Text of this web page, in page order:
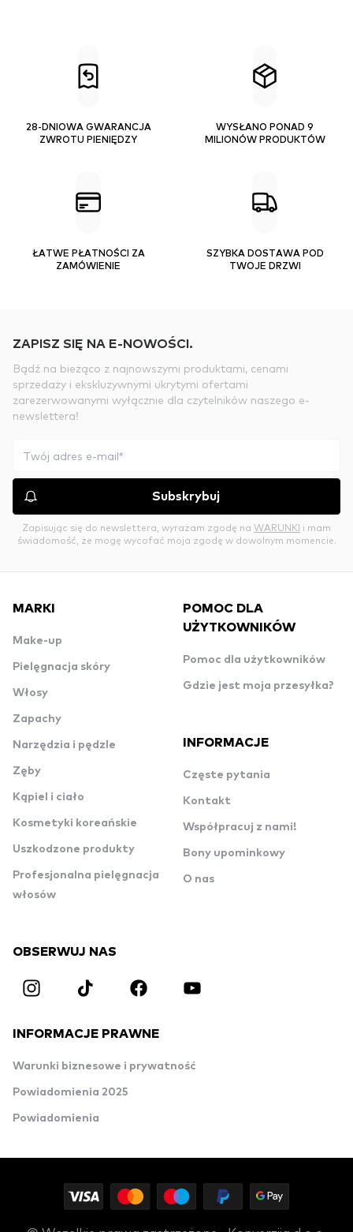
28-DNIOWA GWARANCJA
ZWROTU PIENIĘDZY
WYSŁANO PONAD 9
MILIONÓW PRODUKTÓW
ŁATWE PŁATNOŚCI ZA
ZAMÓWIENIE
SZYBKA DOSTAWA POD
TWOJE DRZWI
ZAPISZ SIĘ NA E-NOWOŚCI.
Bądź na bieżąco z najnowszymi produktami, cenami
sprzedaży i ekskluzywnymi ukrytymi ofertami
zarezerwowanymi wyłącznie dla czytelników naszego e-
newslettera!
Subskrybuj
Zapisując się do newslettera, wyrażam zgodę na WARUNKI i mam
świadomość, że mogę wycofać moja zgodę w dowolnym momencie.
MARKI
Make-up
Pielęgnacja skóry
Włosy
Zapachy
Narzędzia i pędzle
Zęby
Kąpiel i ciało
Kosmetyki koreańskie
Uszkodzone produkty
Profesjonalna pielęgnacja
włosów
POMOC DLA
UŻYTKOWNIKÓW
Pomoc dla użytkowników
Gdzie jest moja przesyłka?
INFORMACJE
Częste pytania
Kontakt
Współpracuj z nami!
Bony upominkowy
O nas
OBSERWUJ NAS
INFORMACJE PRAWNE
Warunki biznesowe i prywatność
Powiadomienia 2025
Powiadomienia